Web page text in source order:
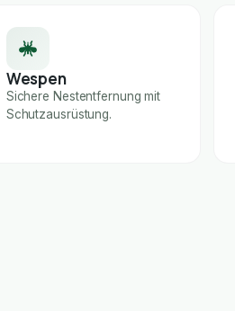
Wespen
Sichere Nestentfernung mit
Schutzausrüstung.